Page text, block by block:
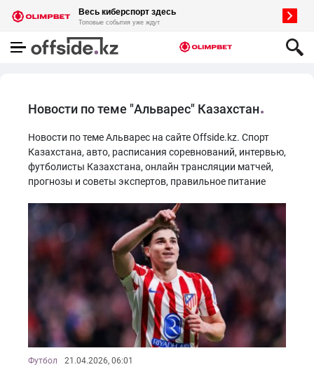
Новости по теме "Альварес" Казахстан
Новости по теме Альварес на сайте Offside.kz. Спорт
Казахстана, авто, расписания соревнований, интервью,
футболисты Казахстана, онлайн трансляции матчей,
прогнозы и советы экспертов, правильное питание
Футбол 21.04.2026, 06:01